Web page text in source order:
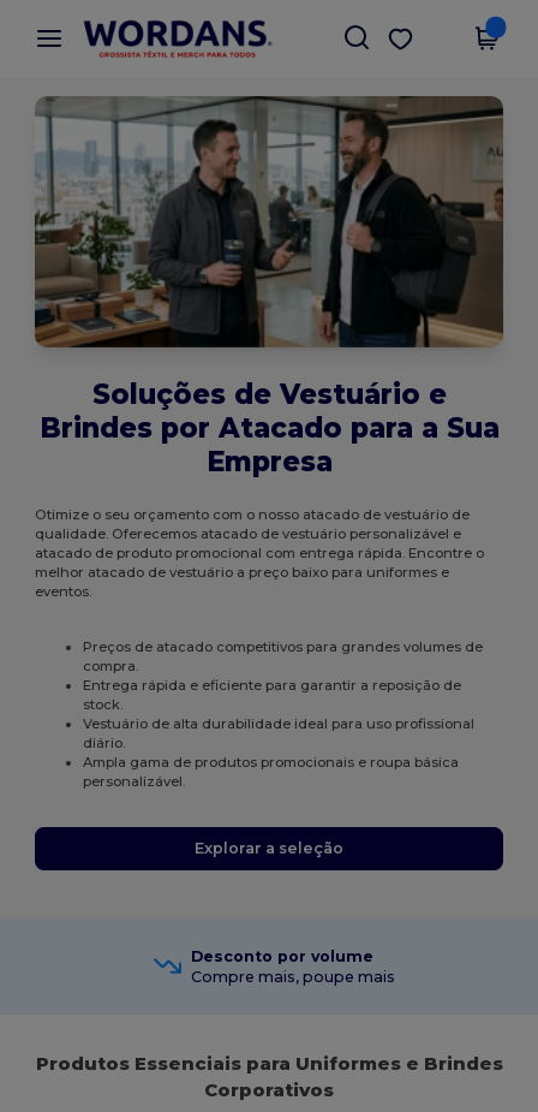
× App Wordans
Melhores preços na app!
Obter app
Soluções de Vestuário e
Brindes por Atacado para a Sua
Empresa
Otimize o seu orçamento com o nosso atacado de vestuário de
qualidade. Oferecemos atacado de vestuário personalizável e
atacado de produto promocional com entrega rápida. Encontre o
melhor atacado de vestuário a preço baixo para uniformes e
eventos.
Preços de atacado competitivos para grandes volumes de
compra.
Entrega rápida e eficiente para garantir a reposição de
stock.
Vestuário de alta durabilidade ideal para uso profissional
diário.
Ampla gama de produtos promocionais e roupa básica
personalizável.
Explorar a seleção
Desconto por volume
Compre mais, poupe mais
Produtos Essenciais para Uniformes e Brindes
Corporativos